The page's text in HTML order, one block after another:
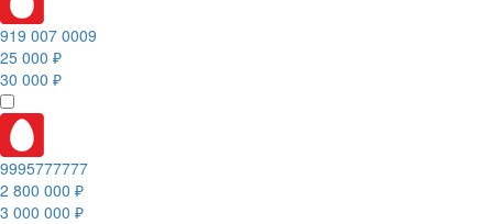
919 007 0009
25 000 ₽
30 000 ₽
9995777777
2 800 000 ₽
3 000 000 ₽